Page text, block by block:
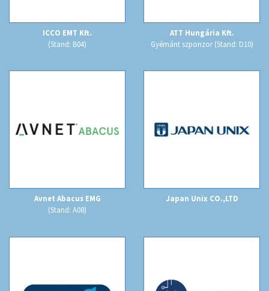
ICCO EMT Kft.
(Stand: B04)
ATT Hungária Kft.
Gyémánt szponzor (Stand: D10)
Avnet Abacus EMG
(Stand: A08)
Japan Unix CO.,LTD